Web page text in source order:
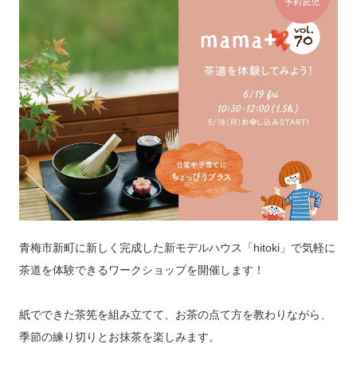
青梅市新町に新しく完成した新モデルハウス「hitoki」で気軽に
茶道を体験できるワークショップを開催します！
紙でできた茶筅を組み立てて、お茶の点て方を教わりながら、
季節の練り切りとお抹茶を楽しみます。